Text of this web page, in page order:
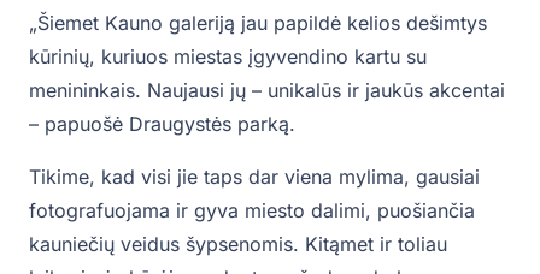
„Šiemet Kauno galeriją jau papildė kelios dešimtys
kūrinių, kuriuos miestas įgyvendino kartu su
menininkais. Naujausi jų – unikalūs ir jaukūs akcentai
– papuošė Draugystės parką.
Tikime, kad visi jie taps dar viena mylima, gausiai
fotografuojama ir gyva miesto dalimi, puošiančia
kauniečių veidus šypsenomis. Kitąmet ir toliau